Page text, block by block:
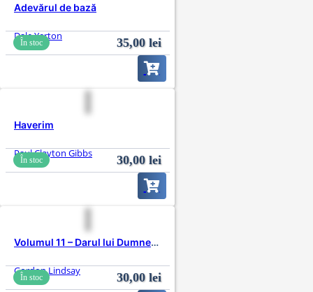
Adevărul de bază
Dale Yerton
În stoc 35,00 lei
Haverim
Paul Clayton Gibbs
În stoc 30,00 lei
Volumul 11 – Darul lui Dumnezeu este viața veșnică
Gordon Lindsay
În stoc 30,00 lei